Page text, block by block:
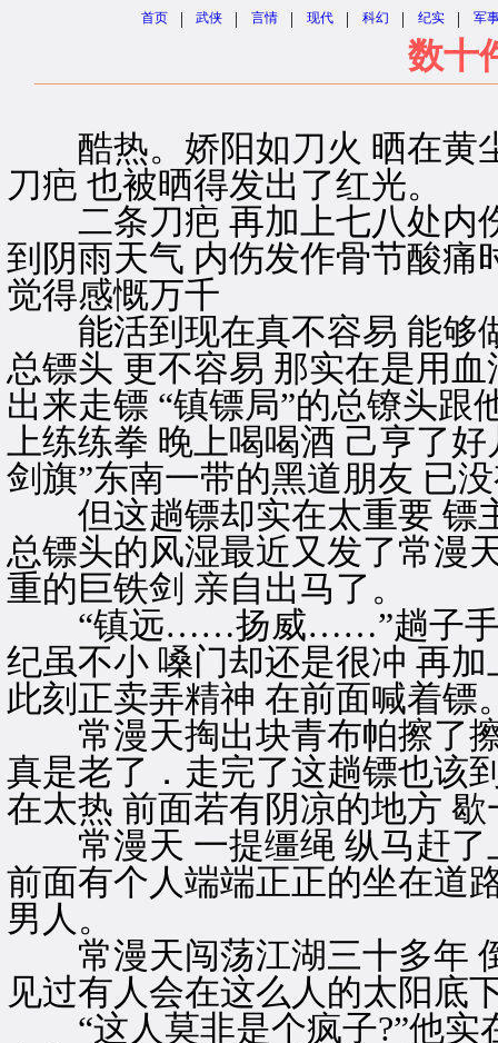
首页 | 武侠 | 言情 | 现代 | 科幻 | 纪实 | 军
数十
酷热。娇阳如刀火 晒在黄
刀疤 也被晒得发出了红光。
二条刀疤 再加上七八处内
到阴雨天气 内伤发作骨节酸痛
觉得感慨万千
能活到现在真不容易 能够
总镖头 更不容易 那实在是用
出来走镖 “镇镖局”的总镣头跟
上练练拳 晚上喝喝酒 己亨了
剑旗”东南一带的黑道朋友 已
但这趟镖却实在太重要 镖
总镖头的风湿最近又发了常漫
重的巨铁剑 亲自出马了。
“镇远……扬威……”趟子手老
纪虽不小 嗓门却还是很冲 再
此刻正卖弄精神 在前面喊着镖
常漫天掏出块青布帕擦了擦
真是老了．走完了这趟镖也该
在太热 前面若有阴凉的地方
常漫天 一提缰绳 纵马赶了
前面有个人端端正正的坐在道
男人。
常漫天闯荡江湖三十多年
见过有人会在这么人的太阳底
“这人莫非是个疯子?”他实